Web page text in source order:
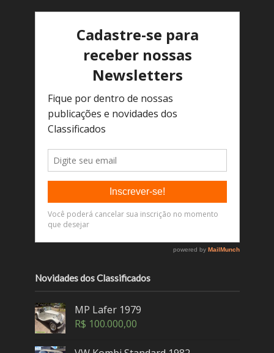
Novidades dos Classificados
MP Lafer 1979
R$ 100.000,00